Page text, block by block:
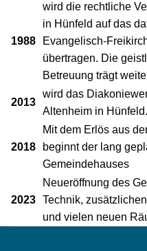
1988
wird die rechtliche
in Hünfeld auf das
Evangelisch-
übertragen. Die
Betreuung trägt
2013
wird das
Altenheim in Hünfeld.
2018
Mit dem Erlös aus
beginnt der lang
Gemeindehauses
2023
Neueröffnung des
Technik,
und vielen neuen